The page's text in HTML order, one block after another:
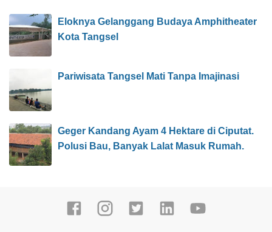
Eloknya Gelanggang Budaya Amphitheater
Kota Tangsel
Pariwisata Tangsel Mati Tanpa Imajinasi
Geger Kandang Ayam 4 Hektare di Ciputat.
Polusi Bau, Banyak Lalat Masuk Rumah.